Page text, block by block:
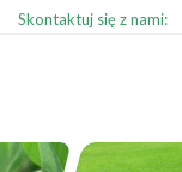
Skontaktuj się z nami: